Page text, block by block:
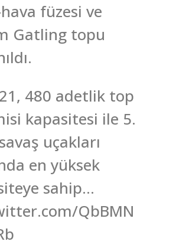
füzesi ve
Gatling topu
21, 480 adetlik top
kapasitesi ile 5.
uçakları
en yüksek
sahip…
QbBMN